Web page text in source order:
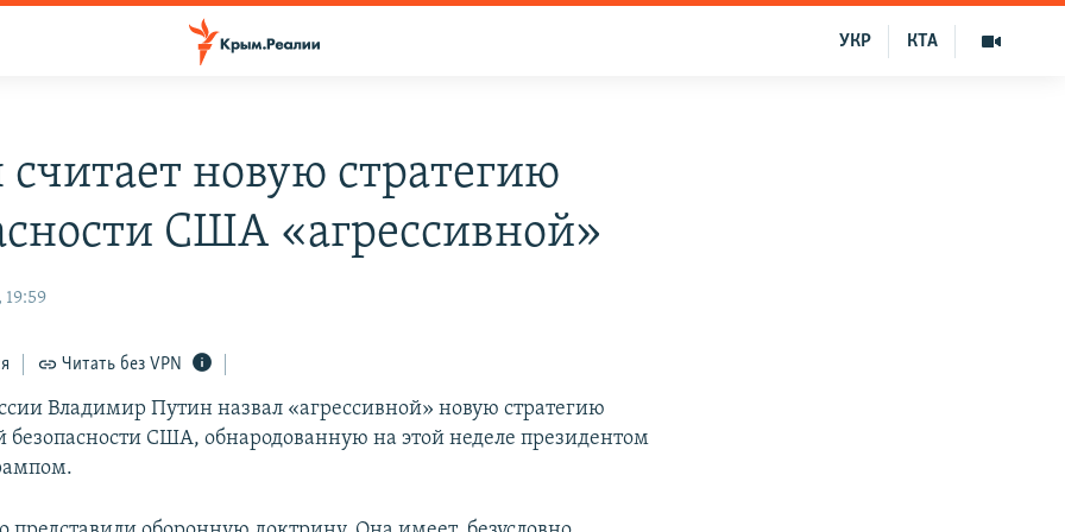
КТА
УКР
новую стратегию
США «агрессивной»
19:59
Читать без VPN
Владимир Путин назвал «агрессивной» новую стратегию
безопасности США, обнародованную на этой неделе президентом